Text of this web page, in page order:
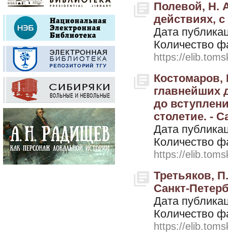
Полевой, Н.
действиях, с
Дата
Количество
https://
Костомаров,
главнейших
до
столетие. -
Дата
Количество
https://
Третьяков,
Санкт-
Дата
Количество
https://